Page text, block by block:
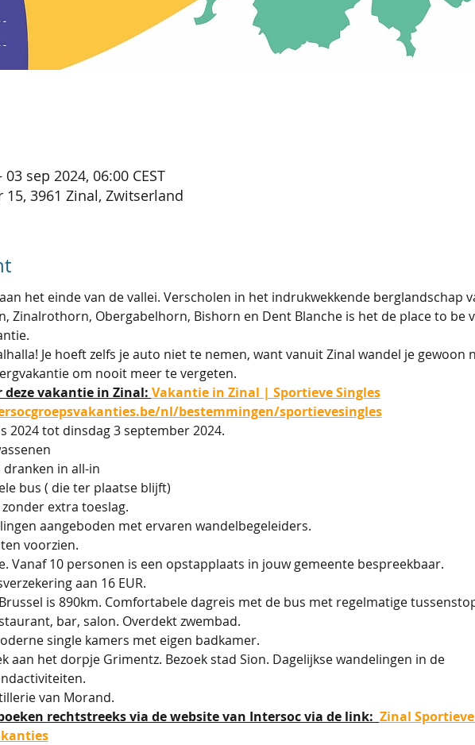
sep 2024, 06:00 CEST
3961 Zinal, Zwitserland
het einde van de vallei. Verscholen in het indrukwekkende berglandschap
Zinalrothorn, Obergabelhorn, Bishorn en Dent Blanche is het de place to be
Je hoeft zelfs je auto niet te nemen, want vanuit Zinal wandel je gewoon
om nooit meer te vergeten.
vakantie in Zinal: Vakantie in Zinal | Sportieve Singles
nl/bestemmingen/sportievesingles
2024 tot dinsdag 3 september 2024.
in all-in
bus ( die ter plaatse blijft)
extra toeslag.
aangeboden met ervaren wandelbegeleiders.
voorzien.
Vanaf 10 personen is een opstapplaats in jouw gemeente bespreekbaar.
aan 16 EUR.
is 890km. Comfortabele dagreis met de bus met regelmatige
bar, salon. Overdekt zwembad.
single kamers met eigen badkamer.
aan het dorpje Grimentz. Bezoek stad Sion. Dagelijkse wandelingen in de
van Morand.
rechtstreeks via de website van Intersoc via de link: Zinal Sportieve